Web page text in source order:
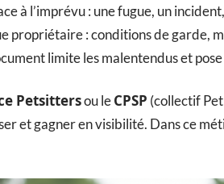
à l’imprévu : une fugue, un
propriétaire : conditions de garde,
limite les malentendus et
Petsittersou leCPSP (collectif
et gagner en visibilité. Dans ce